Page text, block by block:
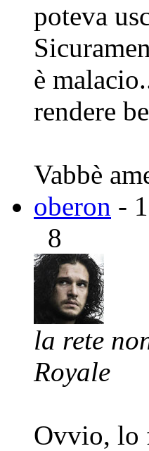
poteva
è
rendere
Vabbè
oberon -
8
la rete
Royale
Ovvio, lo